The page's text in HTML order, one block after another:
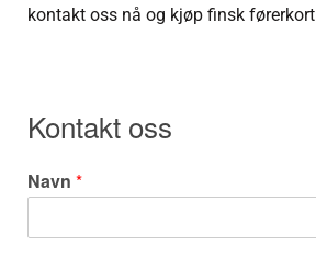
kontakt oss nå og kjøp finsk førerkort
Kontakt oss
Navn *